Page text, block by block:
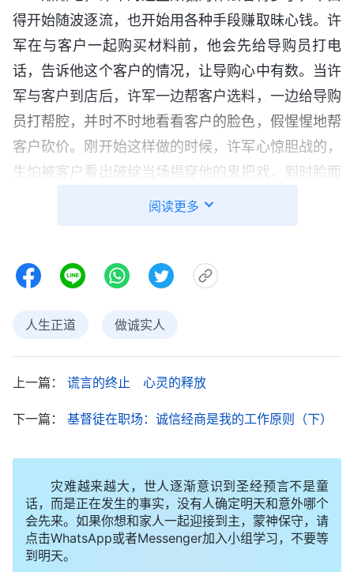
得开始随波逐流，也开始用各种手段赚取昧心钱。许
军在与客户一起购买材料前，他会先给导购员打电
话，告诉他这个客户的情况，让导购心中有数。当许
军与客户到店后，许军一边帮客户选料，一边给导购
员打帮腔，并时不时地看看客户的脸色，假惺惺地帮
客户砍价。刚开始这样做的时候，许军心惊胆战的，
生怕被客户看出破绽当场揭穿他的鬼把戏，到时脸面
尽失。所以整个过程许军都很紧张，直到客户把材料
恐惧感，但这些难受与不安立时被返利带来的喜悦取
越来越大。一次，许军接到一个包工包料的工程，预
发现，有一款生态板与客户看好的外表一模一样，但
一下，如果他偷梁换柱，在材料上就能很轻松地赚到
虽然心里也感到不踏实，但又安慰自己，并为自己找
理由说现在社会都这样，有钱不赚是王八蛋！
阅读更多
人生正道 做诚实人
上一篇： 谎言的终止 心灵的释放
下一篇： 基督徒在职场：诚信经商是我的工作原则（下）
灾难越来越大，世人逐渐意识到圣经预言不是童
话，而是正在发生的事实，没有人确定明天和意外哪个
会先来。如果你想和家人一起迎接到主，蒙神保守，请
点击WhatsApp或者Messenger加入小组学习，不要等
到明天。